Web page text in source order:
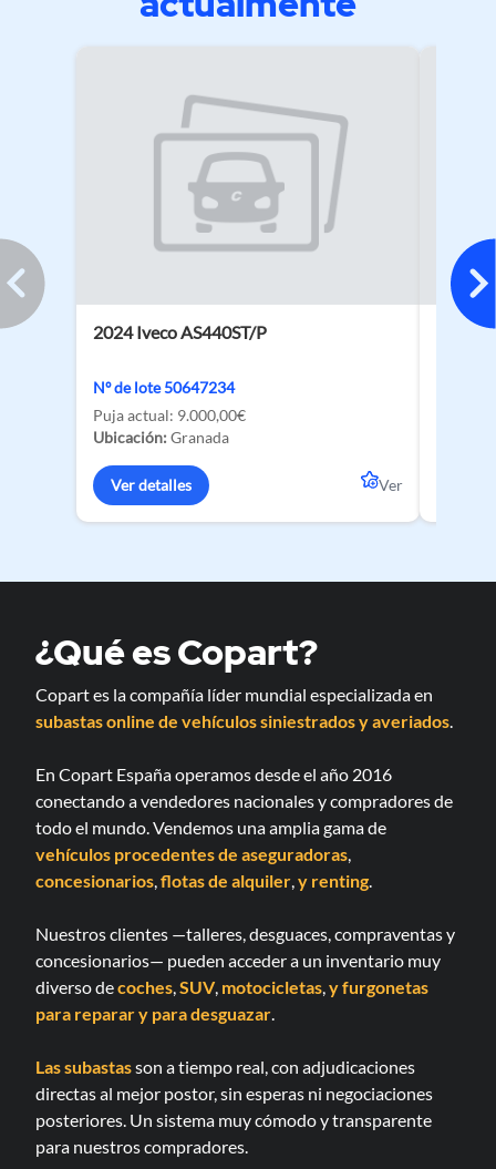
2024 Iveco AS440ST/P
Nº de lote 50647234
Puja actual: 9.000,00€
Ubicación: Granada
Ver detalles Ver
2026
¿Qué es Copart?
Copart es la compañía líder mundial especializada en
subastas online de vehículos siniestrados y averiados
En Copart España operamos desde el año 2016
conectando a vendedores nacionales y compradores de
todo el mundo. Vendemos una amplia gama de
vehículos procedentes de aseguradoras
concesionarios flotas de alquiler y renting
Nuestros clientes —talleres, desguaces, compraventas y
concesionarios— pueden acceder a un inventario muy
diverso decoches SUV, motocicletas y furgonetas
para reparary para desguazar
Las subastasson a tiempo real, con adjudicaciones
directas al mejor postor, sin esperas ni negociaciones
posteriores. Un sistema muy cómodo y transparente
para nuestros compradores.